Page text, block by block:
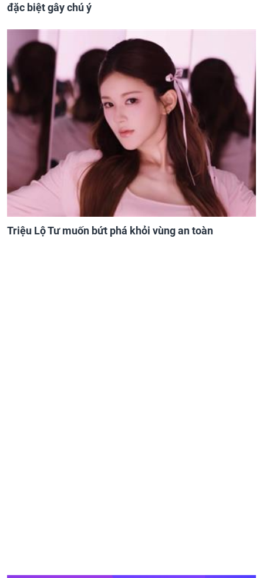
đặc biệt gây chú ý
Triệu Lộ Tư muốn bứt phá khỏi vùng an toàn